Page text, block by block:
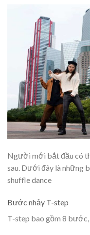
Người mới bắt đầu có
sau. Dưới đây là những
shuffle dance
Bước nhảy T-step
T-step bao gồm 8